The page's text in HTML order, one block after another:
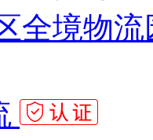
全境物流